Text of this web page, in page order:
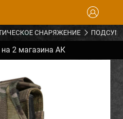
СНАРЯЖЕНИЕ
2 магазина АК